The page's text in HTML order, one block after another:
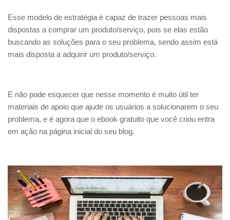
Esse modelo de estratégia é capaz de trazer pessoas mais
dispostas a comprar um produto/serviço, pois se elas estão
buscando as soluções para o seu problema, sendo assim está
mais disposta a adquirir um produto/serviço.
E não pode esquecer que nesse momento é muito útil ter
materiais de apoio que ajude os usuários a solucionarem o seu
problema, e é agora que o ebook gratuito que você criou entra
em ação na página inicial do seu blog.